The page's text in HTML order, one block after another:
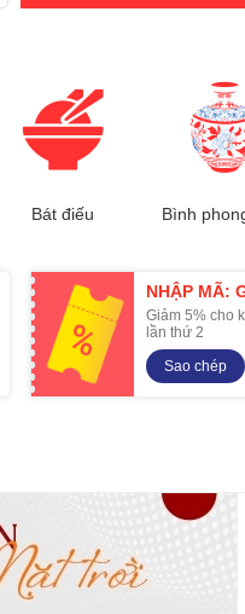
Bát điếu Bình
NHẬP MÃ:
Giảm 5% cho
lần thứ 2
Sao chép